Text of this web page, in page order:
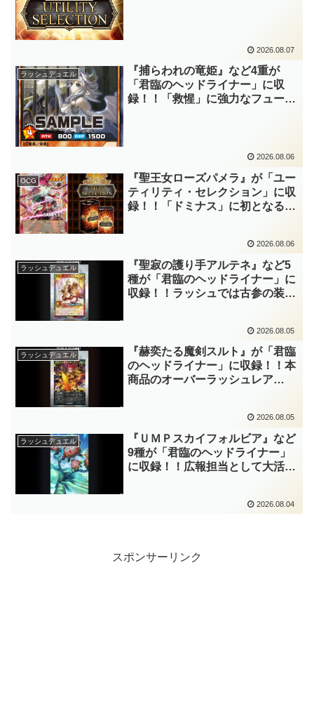
要素が満載ですね～。【遊戯王
2026.08.07
ラッシュデュエル
『捕らわれの竜姫』など4重が
「君臨のヘッドライナー」に収
録！！「救惺」に強力なフュージ
リーも興味深い……。【遊戯王ラ
2026.08.06
OCG
『聖王女ローズパメラ』が「ユー
ティリティ・セレクション」に収
録！！「ドミナス」に初となるモ
た少女で、実際にこの2種を強力
にサポートしていますね！！【遊
戯王OCG】
2026.08.06
ラッシュデュエル
『聖寂の護り手アルテネ』など5
種が「君臨のヘッドライナー」に
収録！！ラッシュでは古参の装備
天使族では汎用的なサポーターと
なりますね！！【遊戯王ラッシュ
デュエル】
2026.08.05
ラッシュデュエル
『赫奕たる魔剣スルト』が「君臨
のヘッドライナー」に収録！！本
商品のオーバーラッシュレア
ィ」と相性抜群なバウンス効果持
ちです！！【遊戯王ラッシュデュ
エル】
2026.08.05
ラッシュデュエル
『ＵＭＰスカイフォルビア』など
9種が「君臨のヘッドライナー」
に収録！！広報担当として大活躍
すし、関連カードもかなりの精鋭
2026.08.04
スポンサーリンク